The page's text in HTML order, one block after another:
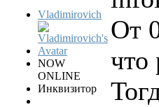
Vladimirovich
NOW
ONLINE
Инквизитор
От
что